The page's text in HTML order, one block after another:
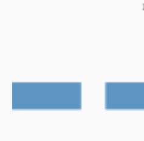
164.397 km, Diesel,